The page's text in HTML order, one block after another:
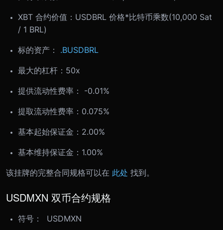
XBT 合约价值：USDBRL 价格*比特币乘数(10,000 Sat
/ 1 BRL)
标的资产： .BUSDBRL
最大的杠杆：50x
提供流动性费率： -0.01%
提取流动性费率：0.075%
基本起始保证金：2.00%
基本维持保证金：1.00%
该挂牌的完整合同规格可以在 此处 找到。
USDMXN 双币合约规格
符号： USDMXN